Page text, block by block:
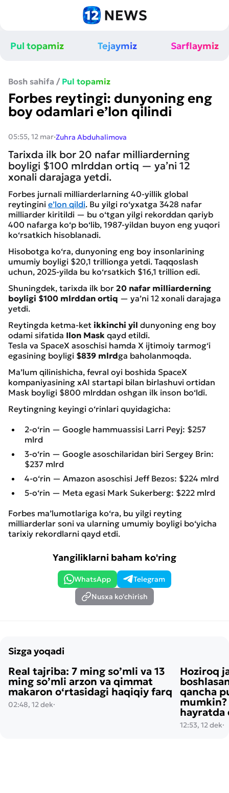
Pul topamiz Tejaymiz Sarflaymiz
Bosh sahifa / Pul topamiz
Forbes reytingi: dunyoning eng
boy odamlari e’lon qilindi
05:55, 12 mar·Zuhra Abduhalimova
Tarixda ilk bor 20 nafar milliarderning
boyligi $100 mlrddan ortiq — ya’ni 12
xonali darajaga yetdi.
Forbes jurnali milliarderlarning 40-yillik global
reytingini e’lon qildi. Bu yilgi ro‘yxatga 3428 nafar
milliarder kiritildi — bu o‘tgan yilgi rekorddan qariyb
400 nafarga ko‘p bo‘lib, 1987-yildan buyon eng yuqori
ko‘rsatkich hisoblanadi.
Hisobotga ko‘ra, dunyoning eng boy insonlarining
umumiy boyligi $20,1 trillionga yetdi. Taqqoslash
uchun, 2025-yilda bu ko‘rsatkich $16,1 trillion edi.
Shuningdek, tarixda ilk bor 20 nafar milliarderning
boyligi $100 mlrddan ortiq — ya’ni 12 xonali darajaga
yetdi.
Reytingda ketma-ket ikkinchi yil dunyoning eng boy
odami sifatida Ilon Mask qayd etildi.
Tesla va SpaceX asoschisi hamda X ijtimoiy tarmog‘i
egasining boyligi $839 mlrdga baholanmoqda.
Ma’lum qilinishicha, fevral oyi boshida SpaceX
kompaniyasining xAI startapi bilan birlashuvi ortidan
Mask boyligi $800 mlrddan oshgan ilk inson bo‘ldi.
Reytingning keyingi o‘rinlari quyidagicha:
2-o‘rin — Google hammuassisi Larri Peyj: $257
mlrd
3-o‘rin — Google asoschilaridan biri Sergey Brin:
$237 mlrd
4-o‘rin — Amazon asoschisi Jeff Bezos: $224 mlrd
5-o‘rin — Meta egasi Mark Sukerberg: $222 mlrd
Forbes ma’lumotlariga ko‘ra, bu yilgi reyting
milliarderlar soni va ularning umumiy boyligi bo‘yicha
tarixiy rekordlarni qayd etdi.
Yangiliklarni baham ko'ring
WhatsApp
Telegram
Nusxa ko'chirish
Sizga yoqadi
Real tajriba: 7 ming so’mli va 13
ming so’mli arzon va qimmat
makaron o‘rtasidagi haqiqiy farq
02:48, 12 dek·
Hoziroq
qancha
mumkin?
hayratda
12:53, 12 dek·